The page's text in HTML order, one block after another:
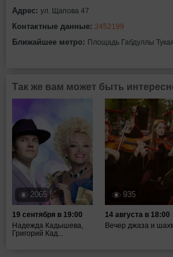
Адрес: ул. Щапова 47
Контактные данные: 2452199
Ближайшее метро: Площадь Габдуллы
Так же вам может быть
2065
19 сентября в 19:00
Надежда Кадышева,
Григорий Кад...
935
14 августа в 18:00
Вечер джаза и